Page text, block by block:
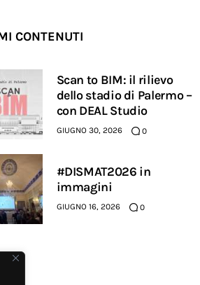
CONTENUTI
Scan to BIM: il rilievo
dello stadio di Palermo –
con DEAL Studio
GIUGNO 30, 2026 0
#DISMAT2026 in
immagini
GIUGNO 16, 2026 0